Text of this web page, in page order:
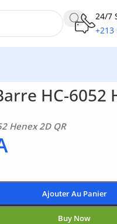
24/7
+213
HC-6052
Henex 2D QR
Ajouter Au Panier
Buy Now